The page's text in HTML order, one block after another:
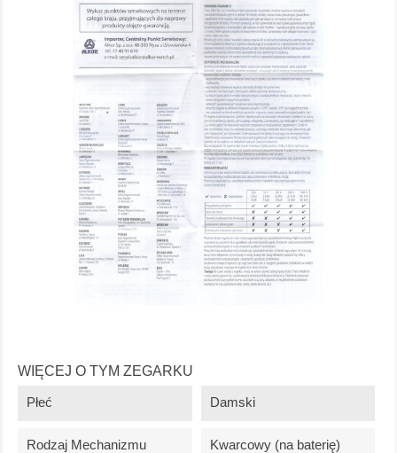
WIĘCEJ O TYM ZEGARKU
Płeć Damski
Rodzaj Mechanizmu Kwarcowy (na baterię)